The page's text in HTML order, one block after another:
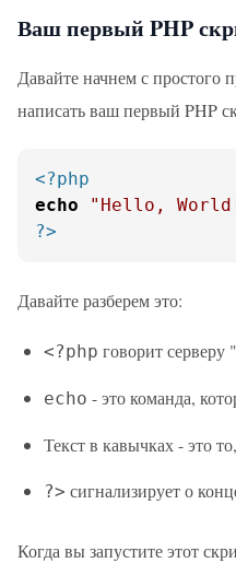
Ваш первый PHP
Давайте начнем с простого
написать ваш первый PHP
<?php
echo
"Hello,
?>
Давайте разберем это:
<?php говорит
echo - это команда,
Текст в кавычках - это
?> сигнализирует о
Когда вы запустите этот